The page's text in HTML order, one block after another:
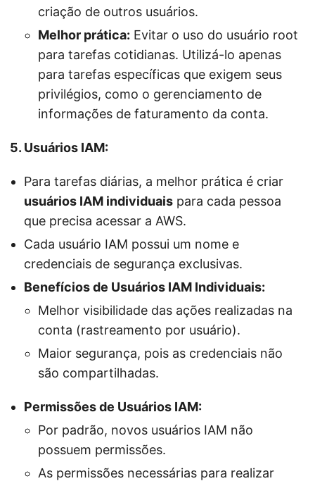
criação de outros usuários.
Melhor prática: Evitar o uso do usuário root
para tarefas cotidianas. Utilizá-lo apenas
para tarefas específicas que exigem seus
privilégios, como o gerenciamento de
informações de faturamento da conta.
5. Usuários IAM:
Para tarefas diárias, a melhor prática é criar
usuários IAM individuais para cada pessoa
que precisa acessar a AWS.
Cada usuário IAM possui um nome e
credenciais de segurança exclusivas.
Benefícios de Usuários IAM Individuais:
Melhor visibilidade das ações realizadas na
conta (rastreamento por usuário).
Maior segurança, pois as credenciais não
são compartilhadas.
Permissões de Usuários IAM:
Por padrão, novos usuários IAM não
possuem permissões.
As permissões necessárias para realizar